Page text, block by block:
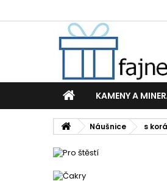
KAMENY A
Náušnice s